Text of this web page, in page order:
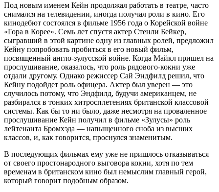
Под новым именем Кейн продолжал работать в театре, часто
снимался на телевидении, иногда получал роли в кино. Его
кинодебют состоялся в фильме 1956 года о Корейской войне
«Гора в Корее». Семь лет спустя актер Стенли Бейкер,
сыгравший в этой картине одну из главных ролей, предложил
Кейну попробовать пробиться в его новый фильм,
посвященный англо-зулусской войне. Когда Майкл пришел на
прослушивание, оказалось, что роль рядового-кокни уже
отдали другому. Однако режиссер Сай Эндфилд решил, что
Кейну подойдет роль офицера. Актер был уверен — это
случилось потому, что Эндфилд, будучи американцем, не
разбирался в тонких хитросплетениях британской классовой
системы. Как бы то ни было, даже несмотря на проваленное
прослушивание Кейн получил в фильме «Зулусы» роль
лейтенанта Бромхэда — напыщенного сноба из высших
классов, и, как говорится, проснулся знаменитым.
В последующих фильмах ему уже не пришлось отказываться
от своего простонародного выговора кокни, хотя по тем
временам в британском кино был немыслим главный герой,
который говорит подобным образом.